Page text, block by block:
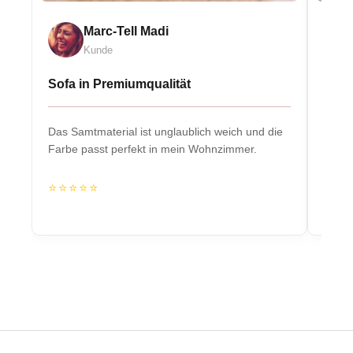
Marc-Tell Madi
Kunde
Sofa in Premiumqualität
Das Samtmaterial ist unglaublich weich und die
Farbe passt perfekt in mein Wohnzimmer.
⭐⭐⭐⭐⭐